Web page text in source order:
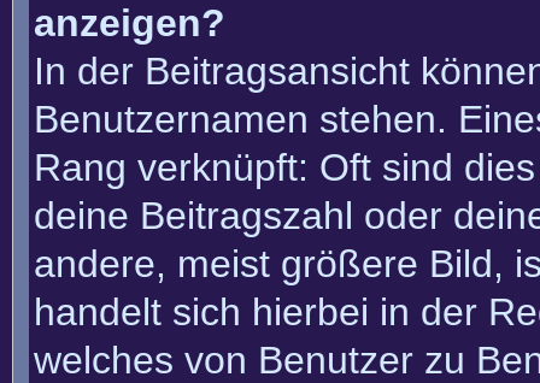
anzeigen?
In der Beitragsansicht
Benutzernamen stehen.
Rang verknüpft: Oft sind
deine Beitragszahl oder
andere, meist größere Bild,
handelt sich hierbei in der
welches von Benutzer zu